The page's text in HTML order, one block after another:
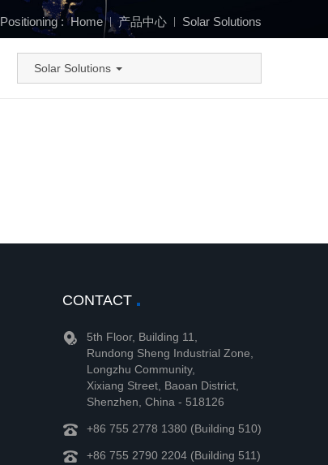
Positioning :Home 产品中心 Solar Solutions
Solar Solutions
CONTACT
5th Floor, Building 11,
Rundong Sheng Industrial Zone,
Longzhu Community,
Xixiang Street, Baoan District,
Shenzhen, China - 518126
+86 755 2778 1380 (Building 510)
+86 755 2790 2204 (Building 511)